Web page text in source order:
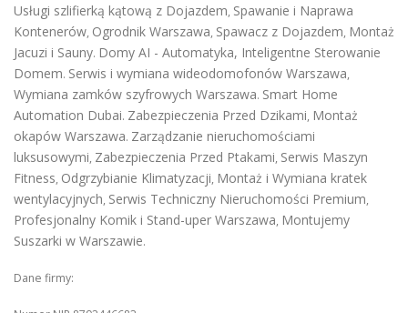
Usługi szlifierką kątową z Dojazdem, Spawanie i Naprawa
Kontenerów, Ogrodnik Warszawa, Spawacz z Dojazdem, Montaż
Jacuzi i Sauny. Domy AI - Automatyka, Inteligentne Sterowanie
Domem. Serwis i wymiana wideodomofonów Warszawa,
Wymiana zamków szyfrowych Warszawa. Smart Home
Automation Dubai. Zabezpieczenia Przed Dzikami, Montaż
okapów Warszawa. Zarządzanie nieruchomościami
luksusowymi, Zabezpieczenia Przed Ptakami, Serwis Maszyn
Fitness, Odgrzybianie Klimatyzacji, Montaż i Wymiana kratek
wentylacyjnych, Serwis Techniczny Nieruchomości Premium,
Profesjonalny Komik i Stand-uper Warszawa, Montujemy
Suszarki w Warszawie.
Dane firmy: